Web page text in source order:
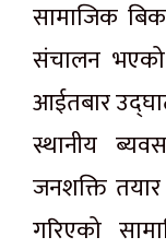
सामाजिक
संचालन
आईतबार
स्थानीय
जनशक्ति
गरिएको